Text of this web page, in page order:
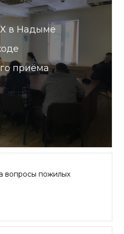
в Надыме
приёма
вопросы пожилых